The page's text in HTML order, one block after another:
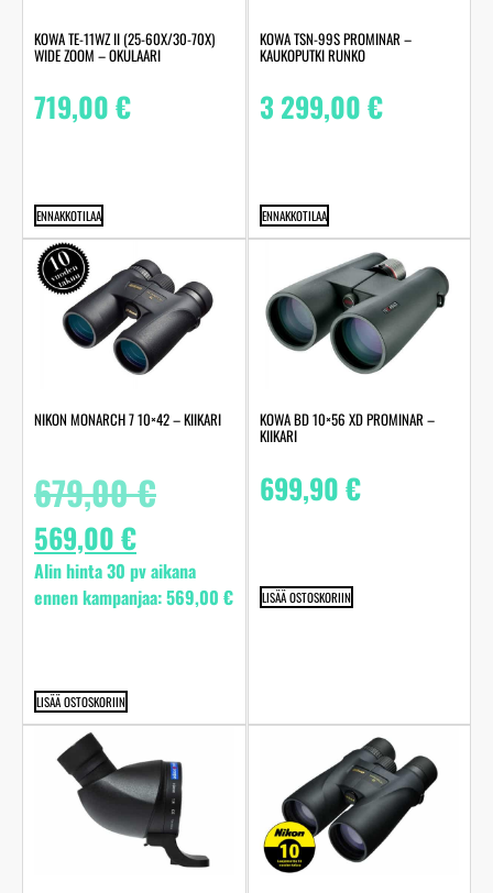
KOWA TE-11WZ II (25-60X/30-70X)
WIDE ZOOM – OKULAARI
719,00€
ENNAKKOTILAA
KOWA TSN-99S PROMINAR –
KAUKOPUTKI RUNKO
3 299,00€
ENNAKKOTILAA
NIKON MONARCH 7 10×42 – KIIKARI
679,00€
569,00€
Alin hinta 30 pv aikana
ennen kampanjaa:569,00 €
LISÄÄ OSTOSKORIIN
KOWA BD 10×56 XD PROMINAR –
KIIKARI
699,90€
LISÄÄ OSTOSKORIIN